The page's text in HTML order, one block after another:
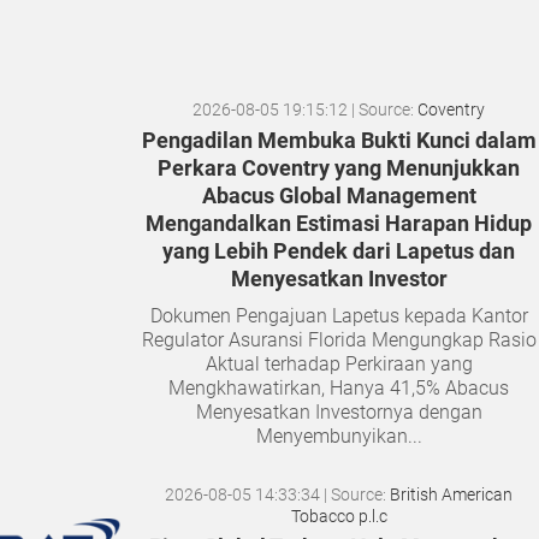
2026-08-05 19:15:12 | Source: Coventry
Pengadilan Membuka Bukti Kunci dalam
Perkara Coventry yang Menunjukkan
Abacus Global Management
Mengandalkan Estimasi Harapan Hidup
yang Lebih Pendek dari Lapetus dan
Menyesatkan Investor
Dokumen Pengajuan Lapetus kepada Kantor
Regulator Asuransi Florida Mengungkap Rasio
Aktual terhadap Perkiraan yang
Mengkhawatirkan, Hanya 41,5% Abacus
Menyesatkan Investornya dengan
Menyembunyikan...
2026-08-05 14:33:34 | Source: British American
Tobacco p.l.c